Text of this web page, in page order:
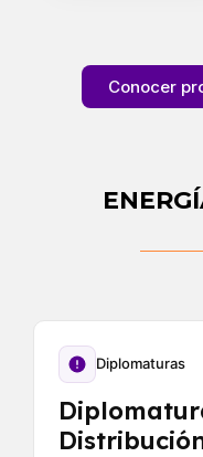
Conocer
Diplomaturas